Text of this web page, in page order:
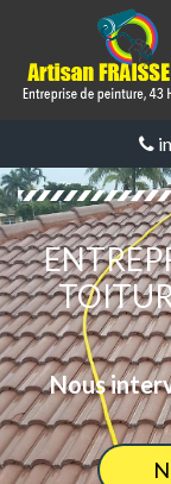
Nous